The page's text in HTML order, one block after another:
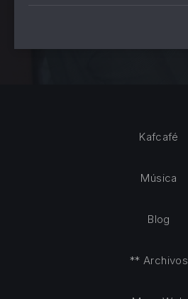
Kafcafé
Música
Blog
** Archivos